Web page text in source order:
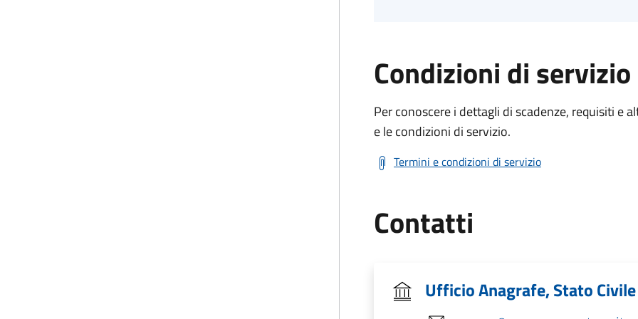
Condizioni di servizio
Per conoscere i dettagli di scadenze, requisiti e
e le condizioni di servizio.
Termini e condizioni di servizio
Contatti
Ufficio Anagrafe, Stato